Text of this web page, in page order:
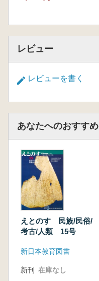
レビュー
レビューを書く
あなたへのおすすめ
えとのす 民族/民俗/
考古/人類 15号
新日本教育図書
新刊 在庫なし